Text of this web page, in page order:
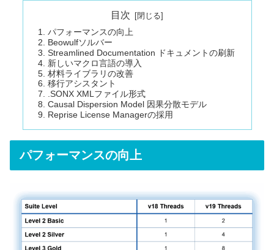
目次
パフォーマンスの向上
Beowulfソルバー
Streamlined Documentation ドキュメントの刷新
新しいマクロ言語の導入
材料ライブラリの改善
移行アシスタント
.SONX XMLファイル形式
Causal Dispersion Model 因果分散モデル
Reprise License Managerの採用
パフォーマンスの向上